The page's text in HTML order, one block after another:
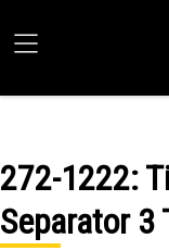
272-1222:
Separator 3